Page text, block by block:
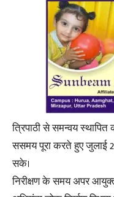
त्रिपाठी से समन्वय
ससमय पूरा करते हुए जुलाई
सके।
निरीक्षण के समय अपर